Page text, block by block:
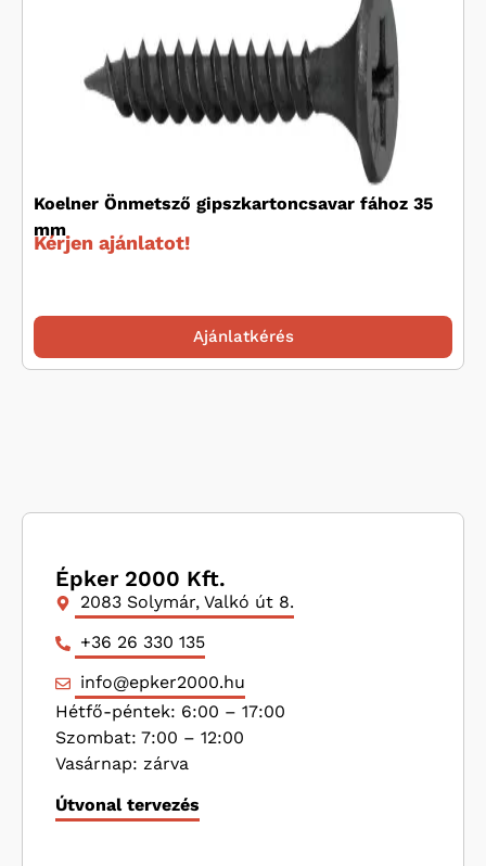
Koelner Önmetsző gipszkartoncsavar fához 35
mm
Kérjen ajánlatot!
Ajánlatkérés
Épker 2000 Kft.
2083 Solymár, Valkó út 8.
+36 26 330 135
info@epker2000.hu
Hétfő-péntek: 6:00 – 17:00
Szombat: 7:00 – 12:00
Vasárnap: zárva
Útvonal tervezés